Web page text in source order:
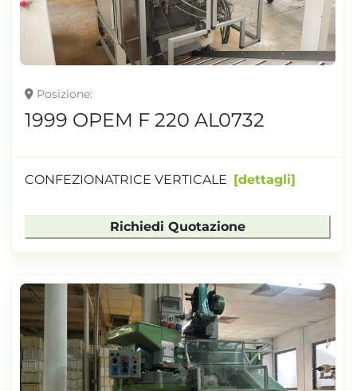
Posizione
1999 OPEM F 220 AL0732
CONFEZIONATRICE VERTICALE dettagli
Richiedi Quotazione